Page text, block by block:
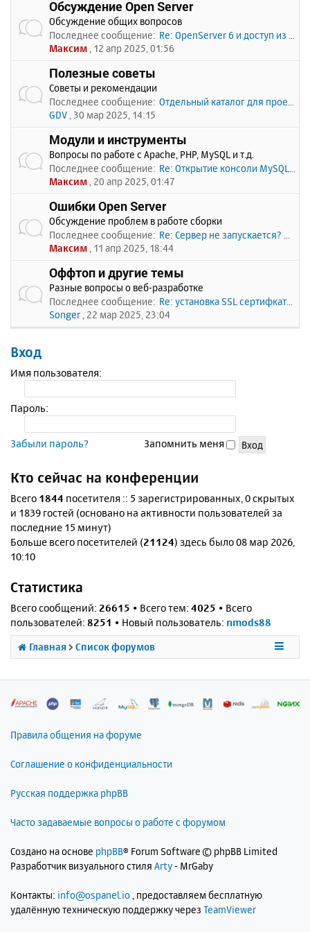
Обсуждение Open Server
Обсуждение общих вопросов
Последнее сообщение: Re: OpenServer 6 и доступ из …
Максим , 12 апр 2025, 01:56
Полезные советы
Советы и рекомендации
Последнее сообщение: Отдельный каталог для проекто…
GDV , 30 мар 2025, 14:15
Модули и инструменты
Вопросы по работе с Apache, PHP, MySQL и т.д.
Последнее сообщение: Re: Открытие консоли MySQL по…
Максим , 20 апр 2025, 01:47
Ошибки Open Server
Обсуждение проблем в работе сборки
Последнее сообщение: Re: Сервер не запускается? Пи…
Максим , 11 апр 2025, 18:44
Оффтоп и другие темы
Разные вопросы о веб-разработке
Последнее сообщение: Re: установка SSL сертифката
Songer , 22 мар 2025, 23:04
Вход
Имя пользователя:
Пароль:
Забыли пароль? Запомнить меня
Кто сейчас на конференции
Всего 1844 посетителя :: 5 зарегистрированных, 0 скрытых
и 1839 гостей (основано на активности пользователей за
последние 15 минут)
Больше всего посетителей (21124) здесь было 08 мар 2026,
10:10
Статистика
Всего сообщений: 26615 • Всего тем: 4025 • Всего
пользователей: 8251 • Новый пользователь: nmods88
Главная Список форумов
Правила общения на форуме
Соглашение о конфиденциальности
Русская поддержка phpBB
Часто задаваемые вопросы о работе с форумом
Создано на основе phpBB® Forum Software © phpBB Limited
Разработчик визуального стиля Arty- MrGaby
Контакты: info@ospanel.io , предоставляем бесплатную
удалённую техническую поддержку через TeamViewer